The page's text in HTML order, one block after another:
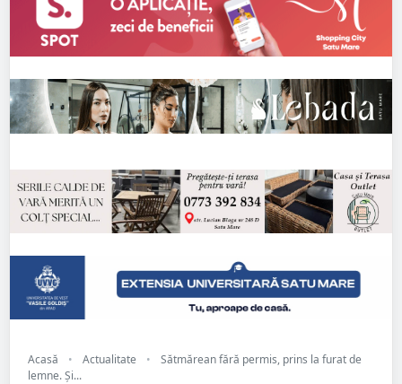
Acasă • Actualitate •
Sătmărean fără permis, prins la furat de
lemne. Și...